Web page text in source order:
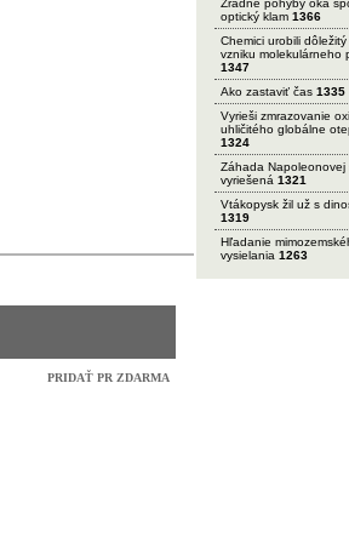
Zradné pohyby oka
optický klam 1366
Chemici urobili dôležitý
vzniku molekulárneho
1347
Ako zastaviť čas 1335
Vyrieši zmrazovanie
uhličitého globálne
1324
Záhada Napoleonovej
vyriešená 1321
Vtákopysk žil už s
1319
Hľadanie
vysielania 1263